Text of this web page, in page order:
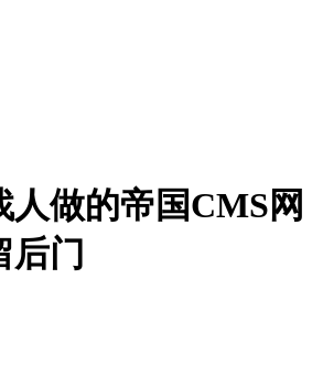
人做的帝国CMS网
后门